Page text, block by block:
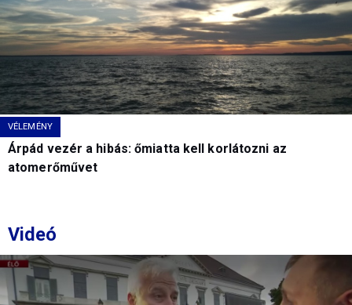
VÉLEMÉNY
Árpád vezér a hibás: őmiatta kell korlátozni az
atomerőművet
Videó